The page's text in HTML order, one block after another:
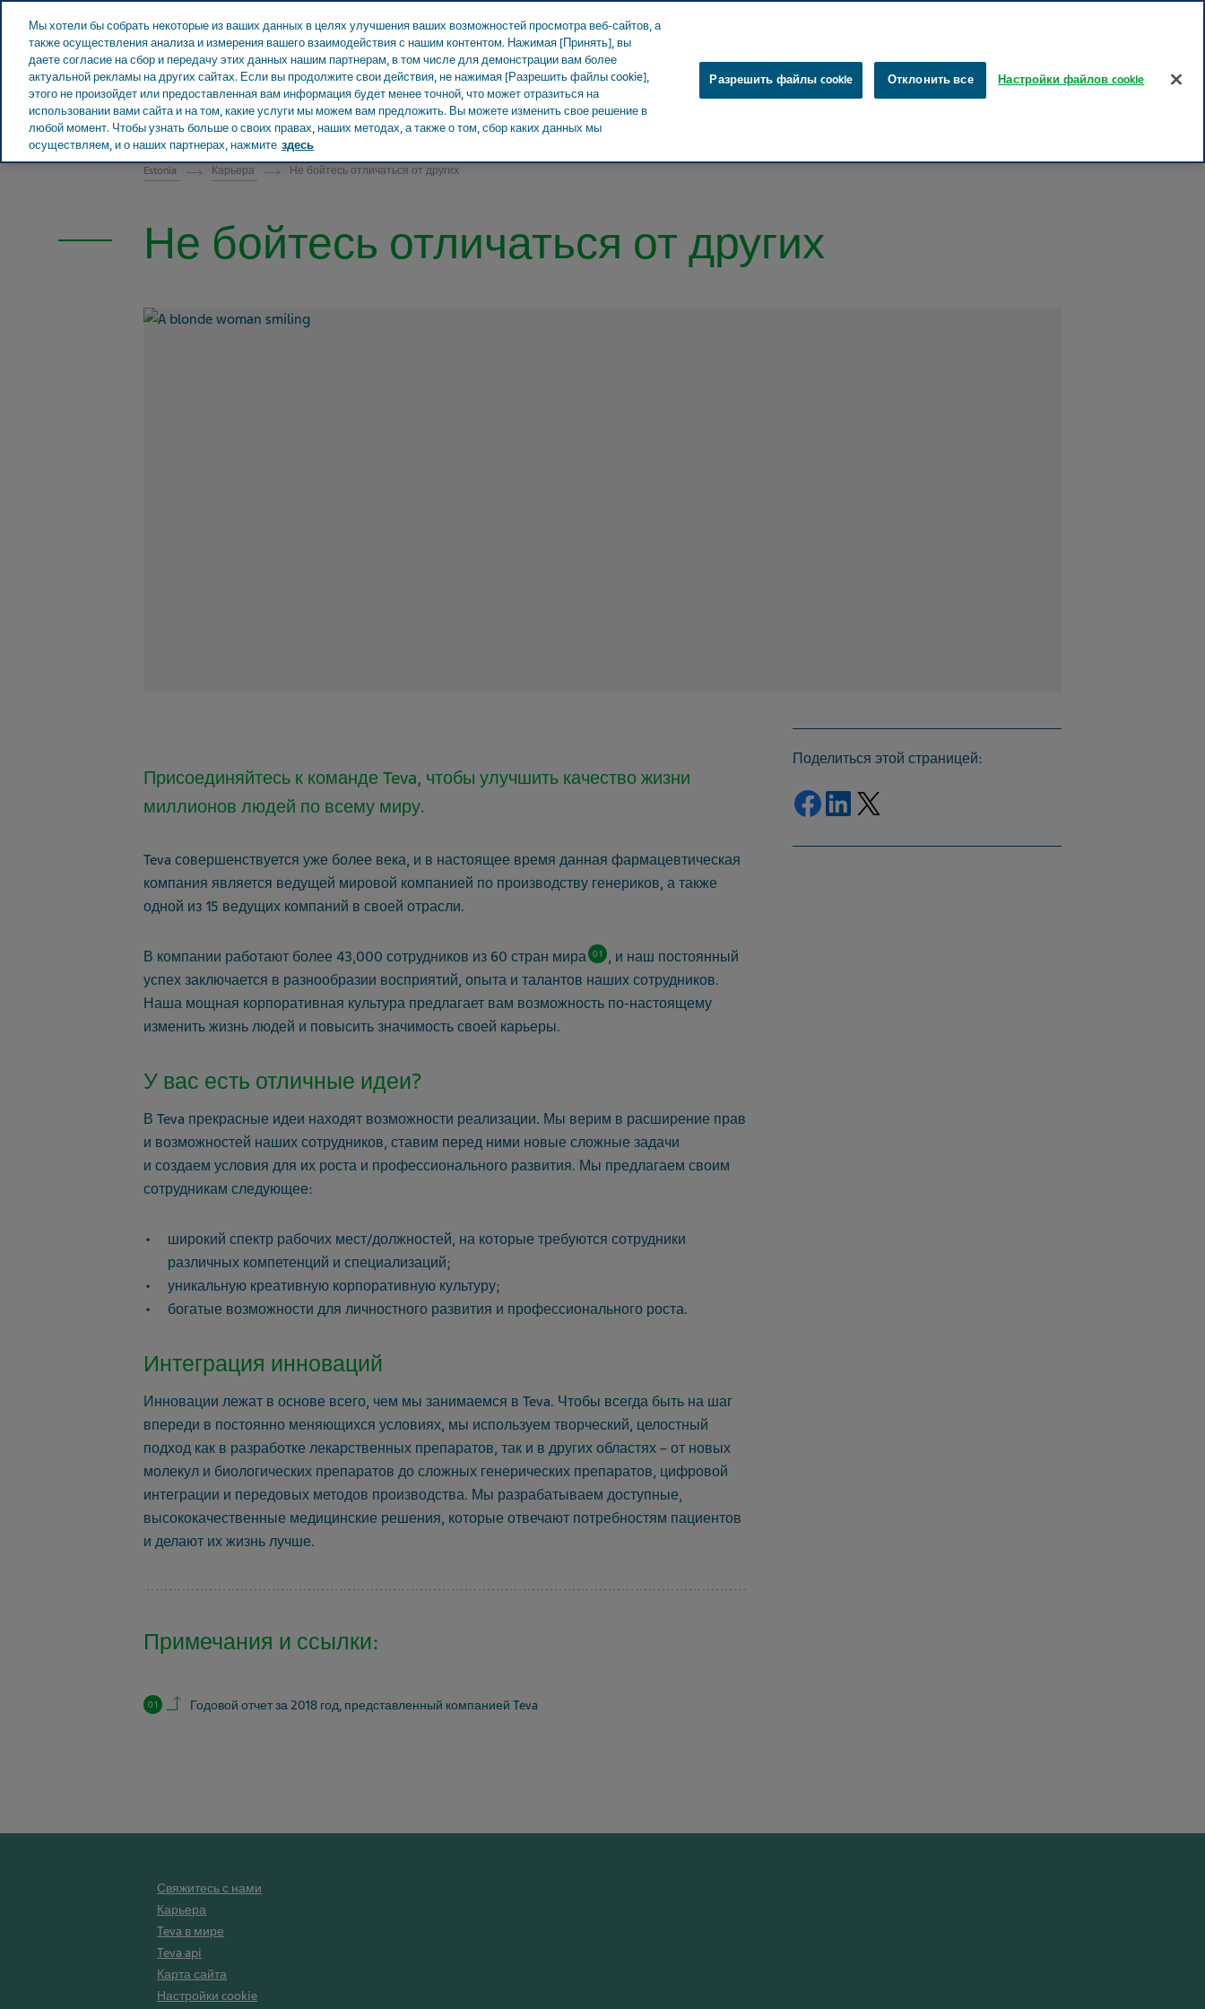
Teva в мире
О Teva Новости и СМИ
ЭСТОНИЯ
Estonia Карьера Не бойтесь отличаться от других
Не бойтесь отличаться от других
Присоединяйтесь к команде Teva, чтобы улучшить качество жизни
миллионов людей по всему миру.
Teva совершенствуется уже более века, и в настоящее время данная фармацевтическая
компания является ведущей мировой компанией по производству генериков, а также
одной из 15 ведущих компаний в своей отрасли.
В компании работают более 43,000 сотрудников из 60 стран мира 01
, и наш постоянный
успех заключается в разнообразии восприятий, опыта и талантов наших сотрудников.
Наша мощная корпоративная культура предлагает вам возможность по-настоящему
изменить жизнь людей и повысить значимость своей карьеры.
У вас есть отличные идеи?
В Teva прекрасные идеи находят возможности реализации. Мы верим в расширение прав
и возможностей наших сотрудников, ставим перед ними новые сложные задачи
и создаем условия для их роста и профессионального развития. Мы предлагаем своим
сотрудникам следующее:
широкий спектр рабочих мест/должностей, на которые требуются сотрудники
различных компетенций и специализаций;
уникальную креативную корпоративную культуру;
богатые возможности для личностного развития и профессионального роста.
Интеграция инноваций
Инновации лежат в основе всего, чем мы занимаемся в Teva. Чтобы всегда быть на шаг
впереди в постоянно меняющихся условиях, мы используем творческий, целостный
подход как в разработке лекарственных препаратов, так и в других областях – от новых
молекул и биологических препаратов до сложных генерических препаратов, цифровой
интеграции и передовых методов производства. Мы разрабатываем доступные,
высококачественные медицинские решения, которые отвечают потребностям пациентов
и делают их жизнь лучше.
Примечания и ссылки:
Back to contents.
Годовой отчет за 2018 год, представленный компанией Teva
Поделиться этой страницей:
Поделиться через фейсбук
Поделиться на Linkedin
Свяжитесь с нами
Карьера
Teva в мире
Teva api
Карта сайта
Настройки cookie
Мы хотели бы собрать некоторые из ваших данных в целях улучшения ваших возможностей просмотра веб-сайтов, а
также осуществления анализа и измерения вашего взаимодействия с нашим контентом. Нажимая [Принять], вы
даете согласие на сбор и передачу этих данных нашим партнерам, в том числе для демонстрации вам более
актуальной рекламы на других сайтах. Если вы продолжите свои действия, не нажимая [Разрешить файлы cookie],
этого не произойдет или предоставленная вам информация будет менее точной, что может отразиться на
использовании вами сайта и на том, какие услуги мы можем вам предложить. Вы можете изменить свое решение в
любой момент. Чтобы узнать больше о своих правах, наших методах, а также о том, сбор каких данных мы
осуществляем, и о наших партнерах, нажмите здесь
Разрешить файлы cookie Отклонить все Настройки файлов cookie